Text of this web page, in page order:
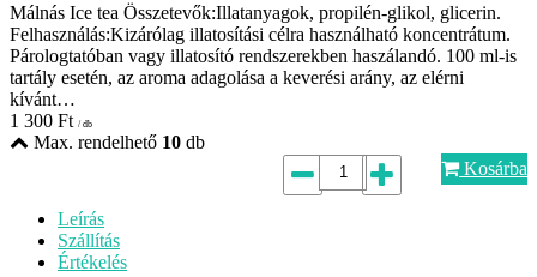
Málnás Ice tea Összetevők:Illatanyagok, propilén-glikol, glicerin.
Felhasználás:Kizárólag illatosítási célra használható koncentrátum.
Párologtatóban vagy illatosító rendszerekben haszálandó. 100 ml-is
tartály esetén, az aroma adagolása a keverési arány, az elérni
kívánt…
1 300 Ft / db
Max. rendelhető 10 db
Kosárba
Leírás
Szállítás
Értékelés